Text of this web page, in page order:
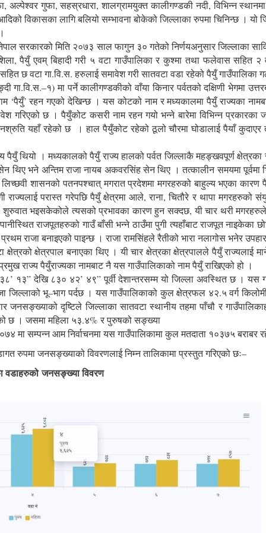
अल्पेश्वर गुफा, सहस्रधारा, शालग्रामयुक्त कालीगण्डकी नदी, विभिन्न
विकासका लागि बलियो सम्भावना बोकेको जिल्लाका रुपमा चिनिन्छ ।
सरकारको मिति २०७३ साल फागुन ३० गतेको निर्णयअनुसार जिल्लाका
पैयुँ एवम् बिहादी गरी ५ वटा गाउँपालिका र कुश्मा तथा फलेवास सहित
छ वटा गा.वि.स. हरुलाई समावेश गरी सातवटा वडा रहेको पैयुँ
गा.वि.स.–१) मा पर्ने कालीगण्डकीको वाँया किनार पर्वतको दक्षिणी भेगमा
रहन गएको देखिन्छ । यस कोटको नाम र मध्यकालमा पैयुँ राज्यका
गरिएको छ । पैयुँकोट कसरी नाम रहन गयो भन्ने बारेमा विभिन्न
यहाँ रहेको छ । हाल पैयुँकोट रहेको ठूलो चौरमा घोडालाई पैयाँ
पैयुँ थियो । मध्यकालको पैयुँ राज्य हालको पर्वत जिल्लाकै महङ्खवपूर्ण
भने अन्तिम राजा नायब अकवरसिंह सेन थिए । तत्कालीन समयमा पूर्वमा
लिच्छवी शासनको पतनपश्चात् मगरात प्रदेशमा मगरहरुको बाहुल्य भएका
परास्त गरेपछि पैयुँ क्षेत्रमा आले, राना, चितौरे र थापा
शुरुवात भइसकेकोले त्यसको प्रभावका कारण हुन सक्दछ, यी चार थरी
राजपूतहरुको गाउँ बाँसी भन्ने ठाउँमा पुगी त्यहाँबाट राजपूत नाइकेका
राजा बनाइएको पाइन्छ । राजा रामसिंहले रैतीको भारा नलागोस भनेर
क्षेत्रको क्षेत्रपाल बनाएका थिए । यी चार क्षेत्रका क्षेत्रपालले पैयुँ
राज्य पैयुँराज्यका नामबाट नै यस गाउँपालिकाको नाम पैयुँ राखिएको हो ।
देखि ८३० ४२’ ४९” पूर्वी देशान्तरसम्म यो जिल्ला अवस्थित छ । यस
जिल्लाको भू–भाग पर्दछ । यस गाउँपालिकाको कुल क्षेत्रफल ४२.५ वर्ग
दृष्टिले जिल्लाका सातवटा स्थानीय तहमा पाँचौ र
छ । जसमा महिला ५३.४% र पुरुषको सङ्ख्या
मा सम्पन्न आम निर्वाचनमा यस गाउँपालिकामा कुल मतदाता १०३७५ बराबर
रुपमा जनसङ्ख्याको विवरणलाई निम्न तालिकामा प्रस्तुत गरिएको छः–
जनसङ्ख्या विवरण